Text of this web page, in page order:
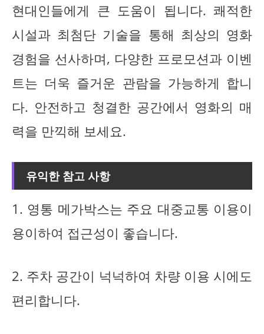
현대인들에게 큰 도움이 됩니다. 쾌적한
시설과 최첨단 기술을 통해 최상의 영화
경험을 선사하며, 다양한 프로모션과 이벤
트는 더욱 즐거운 관람을 가능하게 합니
다. 안전하고 청결한 공간에서 영화의 매
력을 만끽해 보세요.
유익한 참고 사항
1. 영통 메가박스는 주요 대중교통 이용이
용이하여 접근성이 좋습니다.
2. 주차 공간이 넉넉하여 차량 이용 시에도
편리합니다.